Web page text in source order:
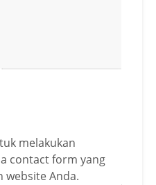
melakukan
contact form yang
website Anda.